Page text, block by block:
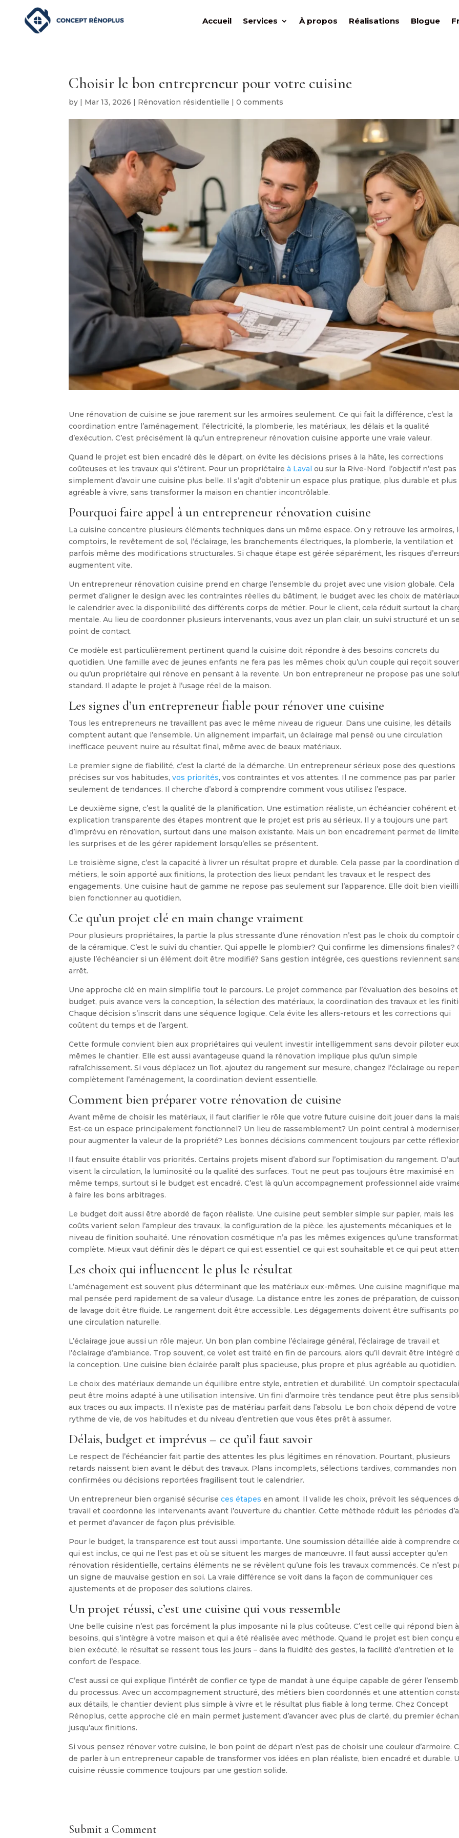
Accueil Services À propos Réalisations Blogue
Choisir le bon entrepreneur pour votre cuisine
by | Mar 13, 2026 | Rénovation résidentielle |0 comments
Une rénovation de cuisine se joue rarement sur les armoires seulement. Ce qui fait la différence, c’est la
coordination entre l’aménagement, l’électricité, la plomberie, les matériaux, les délais et la qualité
d’exécution. C’est précisément là qu’un entrepreneur rénovation cuisine apporte une vraie valeur.
Quand le projet est bien encadré dès le départ, on évite les décisions prises à la hâte, les corrections
coûteuses et les travaux qui s’étirent. Pour un propriétaireà Laval ou sur la Rive-Nord, l’objectif n’est pas
simplement d’avoir une cuisine plus belle. Il s’agit d’obtenir un espace plus pratique, plus durable et plus
agréable à vivre, sans transformer la maison en chantier incontrôlable.
Pourquoi faire appel à un entrepreneur rénovation cuisine
La cuisine concentre plusieurs éléments techniques dans un même espace. On y retrouve les armoires,
comptoirs, le revêtement de sol, l’éclairage, les branchements électriques, la plomberie, la ventilation et
parfois même des modifications structurales. Si chaque étape est gérée séparément, les risques
augmentent vite.
Un entrepreneur rénovation cuisine prend en charge l’ensemble du projet avec une vision globale. Cela
permet d’aligner le design avec les contraintes réelles du bâtiment, le budget avec les choix de
le calendrier avec la disponibilité des différents corps de métier. Pour le client, cela réduit surtout la
mentale. Au lieu de coordonner plusieurs intervenants, vous avez un plan clair, un suivi structuré et un
point de contact.
Ce modèle est particulièrement pertinent quand la cuisine doit répondre à des besoins concrets du
quotidien. Une famille avec de jeunes enfants ne fera pas les mêmes choix qu’un couple qui reçoit
ou qu’un propriétaire qui rénove en pensant à la revente. Un bon entrepreneur ne propose pas une
standard. Il adapte le projet à l’usage réel de la maison.
Les signes d’un entrepreneur fiable pour rénover une cuisine
Tous les entrepreneurs ne travaillent pas avec le même niveau de rigueur. Dans une cuisine, les détails
comptent autant que l’ensemble. Un alignement imparfait, un éclairage mal pensé ou une circulation
inefficace peuvent nuire au résultat final, même avec de beaux matériaux.
Le premier signe de fiabilité, c’est la clarté de la démarche. Un entrepreneur sérieux pose des questions
précises sur vos habitudes,vos priorités, vos contraintes et vos attentes. Il ne commence pas par parler
seulement de tendances. Il cherche d’abord à comprendre comment vous utilisez l’espace.
Le deuxième signe, c’est la qualité de la planification. Une estimation réaliste, un échéancier cohérent et
explication transparente des étapes montrent que le projet est pris au sérieux. Il y a toujours une part
d’imprévu en rénovation, surtout dans une maison existante. Mais un bon encadrement permet de
les surprises et de les gérer rapidement lorsqu’elles se présentent.
Le troisième signe, c’est la capacité à livrer un résultat propre et durable. Cela passe par la coordination
métiers, le soin apporté aux finitions, la protection des lieux pendant les travaux et le respect des
engagements. Une cuisine haut de gamme ne repose pas seulement sur l’apparence. Elle doit bien
bien fonctionner au quotidien.
Ce qu’un projet clé en main change vraiment
Pour plusieurs propriétaires, la partie la plus stressante d’une rénovation n’est pas le choix du comptoir
de la céramique. C’est le suivi du chantier. Qui appelle le plombier? Qui confirme les dimensions finales?
ajuste l’échéancier si un élément doit être modifié? Sans gestion intégrée, ces questions reviennent
arrêt.
Une approche clé en main simplifie tout le parcours. Le projet commence par l’évaluation des besoins et
budget, puis avance vers la conception, la sélection des matériaux, la coordination des travaux et les
Chaque décision s’inscrit dans une séquence logique. Cela évite les allers-retours et les corrections qui
coûtent du temps et de l’argent.
Cette formule convient bien aux propriétaires qui veulent investir intelligemment sans devoir piloter
mêmes le chantier. Elle est aussi avantageuse quand la rénovation implique plus qu’un simple
rafraîchissement. Si vous déplacez un îlot, ajoutez du rangement sur mesure, changez l’éclairage ou
complètement l’aménagement, la coordination devient essentielle.
Comment bien préparer votre rénovation de cuisine
Avant même de choisir les matériaux, il faut clarifier le rôle que votre future cuisine doit jouer dans la
Est-ce un espace principalement fonctionnel? Un lieu de rassemblement? Un point central à moderniser
pour augmenter la valeur de la propriété? Les bonnes décisions commencent toujours par cette
Il faut ensuite établir vos priorités. Certains projets misent d’abord sur l’optimisation du rangement.
visent la circulation, la luminosité ou la qualité des surfaces. Tout ne peut pas toujours être maximisé en
même temps, surtout si le budget est encadré. C’est là qu’un accompagnement professionnel aide
à faire les bons arbitrages.
Le budget doit aussi être abordé de façon réaliste. Une cuisine peut sembler simple sur papier, mais les
coûts varient selon l’ampleur des travaux, la configuration de la pièce, les ajustements mécaniques et le
niveau de finition souhaité. Une rénovation cosmétique n’a pas les mêmes exigences qu’une
complète. Mieux vaut définir dès le départ ce qui est essentiel, ce qui est souhaitable et ce qui peut
Les choix qui influencent le plus le résultat
L’aménagement est souvent plus déterminant que les matériaux eux-mêmes. Une cuisine magnifique
mal pensée perd rapidement de sa valeur d’usage. La distance entre les zones de préparation, de
de lavage doit être fluide. Le rangement doit être accessible. Les dégagements doivent être suffisants
une circulation naturelle.
L’éclairage joue aussi un rôle majeur. Un bon plan combine l’éclairage général, l’éclairage de travail et
l’éclairage d’ambiance. Trop souvent, ce volet est traité en fin de parcours, alors qu’il devrait être intégré
la conception. Une cuisine bien éclairée paraît plus spacieuse, plus propre et plus agréable au quotidien.
Le choix des matériaux demande un équilibre entre style, entretien et durabilité. Un comptoir
peut être moins adapté à une utilisation intensive. Un fini d’armoire très tendance peut être plus
aux traces ou aux impacts. Il n’existe pas de matériau parfait dans l’absolu. Le bon choix dépend de votre
rythme de vie, de vos habitudes et du niveau d’entretien que vous êtes prêt à assumer.
Délais, budget et imprévus – ce qu’il faut savoir
Le respect de l’échéancier fait partie des attentes les plus légitimes en rénovation. Pourtant, plusieurs
retards naissent bien avant le début des travaux. Plans incomplets, sélections tardives, commandes non
confirmées ou décisions reportées fragilisent tout le calendrier.
Un entrepreneur bien organisé sécuriseces étapes en amont. Il valide les choix, prévoit les séquences
travail et coordonne les intervenants avant l’ouverture du chantier. Cette méthode réduit les périodes
et permet d’avancer de façon plus prévisible.
Pour le budget, la transparence est tout aussi importante. Une soumission détaillée aide à comprendre
qui est inclus, ce qui ne l’est pas et où se situent les marges de manœuvre. Il faut aussi accepter qu’en
rénovation résidentielle, certains éléments ne se révèlent qu’une fois les travaux commencés. Ce n’est
un signe de mauvaise gestion en soi. La vraie différence se voit dans la façon de communiquer ces
ajustements et de proposer des solutions claires.
Un projet réussi, c’est une cuisine qui vous ressemble
Une belle cuisine n’est pas forcément la plus imposante ni la plus coûteuse. C’est celle qui répond bien
besoins, qui s’intègre à votre maison et qui a été réalisée avec méthode. Quand le projet est bien conçu
bien exécuté, le résultat se ressent tous les jours – dans la fluidité des gestes, la facilité d’entretien et le
confort de l’espace.
C’est aussi ce qui explique l’intérêt de confier ce type de mandat à une équipe capable de gérer
du processus. Avec un accompagnement structuré, des métiers bien coordonnés et une attention
aux détails, le chantier devient plus simple à vivre et le résultat plus fiable à long terme. Chez Concept
Rénoplus, cette approche clé en main permet justement d’avancer avec plus de clarté, du premier
jusqu’aux finitions.
Si vous pensez rénover votre cuisine, le bon point de départ n’est pas de choisir une couleur d’armoire.
de parler à un entrepreneur capable de transformer vos idées en plan réaliste, bien encadré et durable.
cuisine réussie commence toujours par une gestion solide.
Submit a Comment